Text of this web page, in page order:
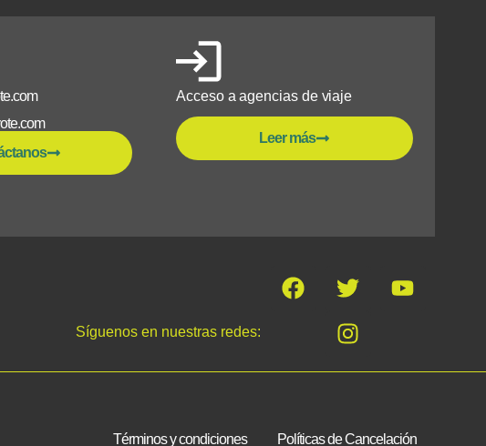
Acceso a agencias de viaje
Leer más
Síguenos en nuestras redes:
Términos y condiciones Políticas de Cancelación